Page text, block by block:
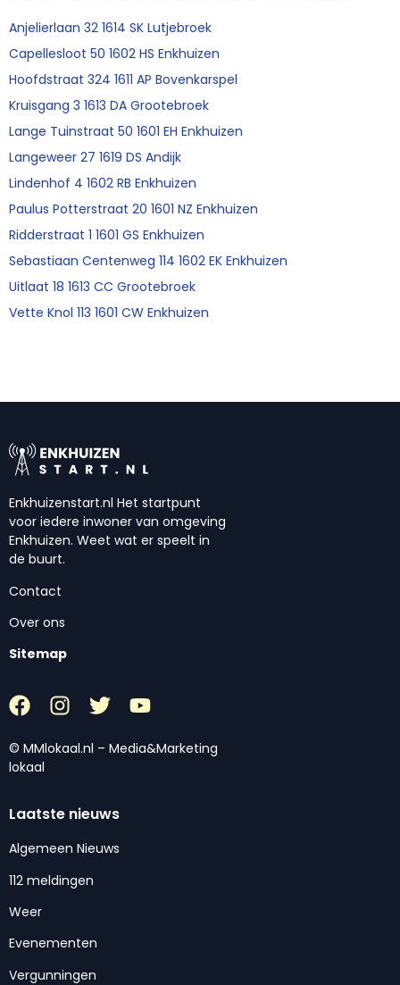
Anjelierlaan 32 1614 SK Lutjebroek
Capellesloot 50 1602 HS Enkhuizen
Hoofdstraat 324 1611 AP Bovenkarspel
Kruisgang 3 1613 DA Grootebroek
Lange Tuinstraat 50 1601 EH Enkhuizen
Langeweer 27 1619 DS Andijk
Lindenhof 4 1602 RB Enkhuizen
Paulus Potterstraat 20 1601 NZ Enkhuizen
Ridderstraat 1 1601 GS Enkhuizen
Sebastiaan Centenweg 114 1602 EK Enkhuizen
Uitlaat 18 1613 CC Grootebroek
Vette Knol 113 1601 CW Enkhuizen
Enkhuizenstart.nl Het startpunt
voor iedere inwoner van omgeving
Enkhuizen. Weet wat er speelt in
de buurt.
Contact
Over ons
Sitemap
© MMlokaal.nl – Media&Marketing
lokaal
Laatste nieuws
Algemeen Nieuws
112 meldingen
Weer
Evenementen
Vergunningen